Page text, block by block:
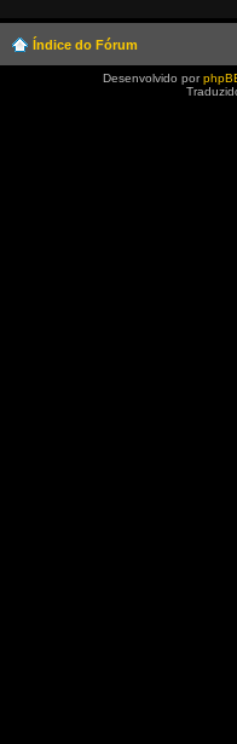
Índice do Fórum
Desenvolvido por